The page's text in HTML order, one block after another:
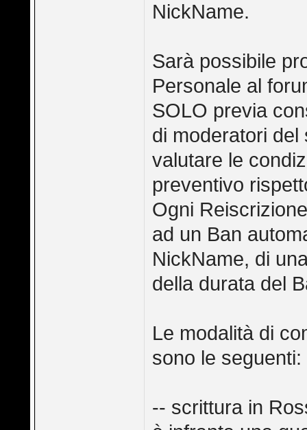
NickName.
Sarà possibile
Personale al
SOLO previa
di moderatori del
valutare le
preventivo
Ogni
ad un Ban
NickName, di
della durata del
Le modalità di
sono le seguenti:
-- scrittura in